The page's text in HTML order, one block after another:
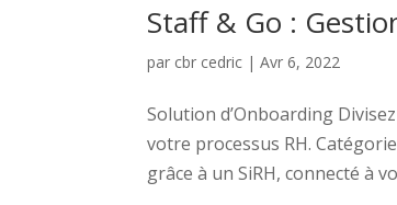
Staff & Go :
par cbr cedric |Avr 6, 2022
Solution d’Onboarding
votre processus RH.
grâce à un SiRH, connecté à